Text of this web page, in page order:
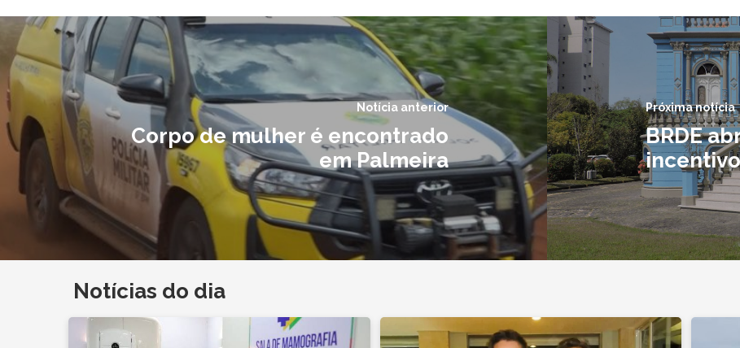
Notícia anterior
Corpo de mulher é encontrado
em Palmeira
Próxima notícia
BRDE
Notícias do dia